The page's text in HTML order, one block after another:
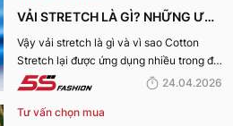
VẢI STRETCH LÀ GÌ? NHỮNG ƯU
ĐIỂM VÀ ỨNG DỤNG CỦA VẢI
COTTON STRETCH
Vậy vải stretch là gì và vì sao Cotton
Stretch lại được ứng dụng nhiều trong đời
sống? Hãy cùng 5S Fashion tìm hiểu chi
24.04.2026
Tư vấn chọn mua